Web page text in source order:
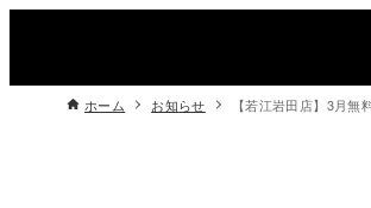
ホーム お知らせ 【若江岩田店】3月